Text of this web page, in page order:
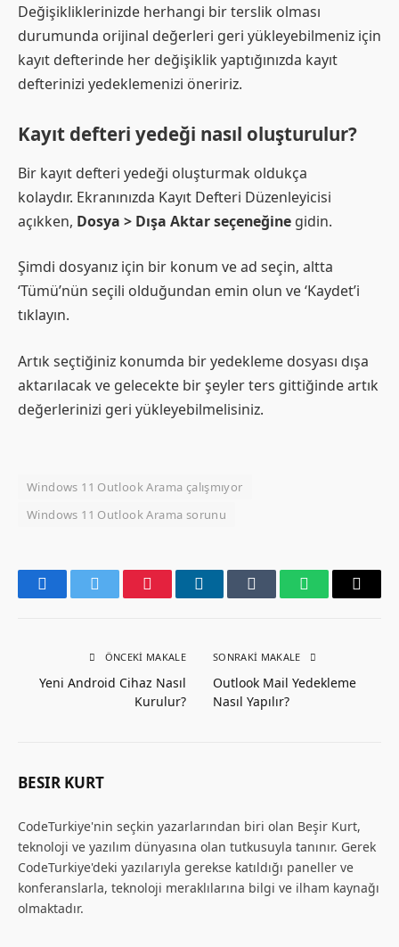
Değişikliklerinizde herhangi bir terslik olması
durumunda orijinal değerleri geri yükleyebilmeniz için
kayıt defterinde her değişiklik yaptığınızda kayıt
defterinizi yedeklemenizi öneririz.
Kayıt defteri yedeği nasıl oluşturulur?
Bir kayıt defteri yedeği oluşturmak oldukça
kolaydır. Ekranınızda Kayıt Defteri Düzenleyicisi
açıkken, Dosya > Dışa Aktar seçeneğine gidin.
Şimdi dosyanız için bir konum ve ad seçin, altta
‘Tümü’nün seçili olduğundan emin olun ve ‘Kaydet’i
tıklayın.
Artık seçtiğiniz konumda bir yedekleme dosyası dışa
aktarılacak ve gelecekte bir şeyler ters gittiğinde artık
değerlerinizi geri yükleyebilmelisiniz.
Windows 11 Outlook Arama çalışmıyor
Windows 11 Outlook Arama sorunu
FacebookTwitter PinterestLinkedInTumblr WhatsAppEmail
ÖNCEKI MAKALE
Yeni Android Cihaz Nasıl
Kurulur?
SONRAKI MAKALE
Outlook Mail Yedekleme
Nasıl Yapılır?
BESIR KURT
CodeTurkiye'nin seçkin yazarlarından biri olan Beşir Kurt,
teknoloji ve yazılım dünyasına olan tutkusuyla tanınır. Gerek
CodeTurkiye'deki yazılarıyla gerekse katıldığı paneller ve
konferanslarla, teknoloji meraklılarına bilgi ve ilham kaynağı
olmaktadır.